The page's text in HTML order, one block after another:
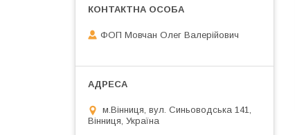
ФОП Мовчан Олег Валерійович
м.Вінниця, вул. Синьоводська 141,
Вінниця, Україна